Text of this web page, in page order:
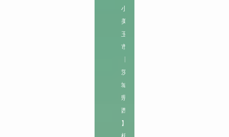
小
美
玉
市
茨
城
県
西
】